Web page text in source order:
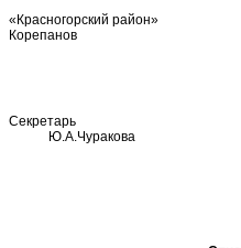
Корепанов
Ю.А.Чуракова